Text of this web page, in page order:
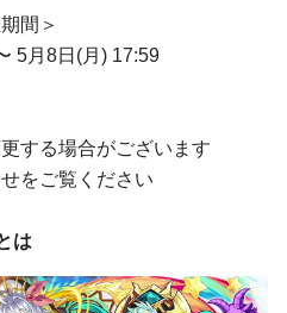
間＞
5月8日(月) 17:59
する場合がございます
をご覧ください
は